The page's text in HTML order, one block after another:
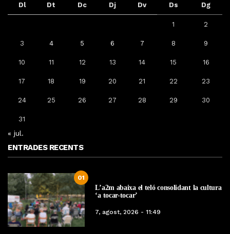
Dl Dt Dc Dj Dv Ds Dg
1 2
3 4 5 6 7 8 9
10 11 12 13 14 15 16
17 18 19 20 21 22 23
24 25 26 27 28 29 30
31
« jul.
ENTRADES RECENTS
01
L’a2m abaixa el teló consolidant la cultura
‘a tocar-tocar’
7, agost, 2026 - 11:49